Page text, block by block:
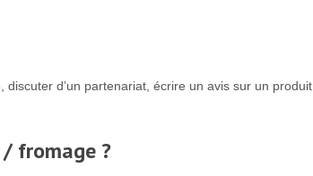
d’un partenariat, écrire un avis sur un produit,
/ fromage ?